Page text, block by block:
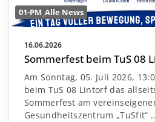
01-PM_Alle News
16.06.2026
Sommerfest beim TuS 08
Am Sonntag, 05. Juli 2026,
beim TuS 08 Lintorf das
Sommerfest am
Gesundheitszentrum „TuSfit“